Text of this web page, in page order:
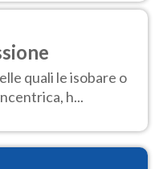
quali le isobare o
h...